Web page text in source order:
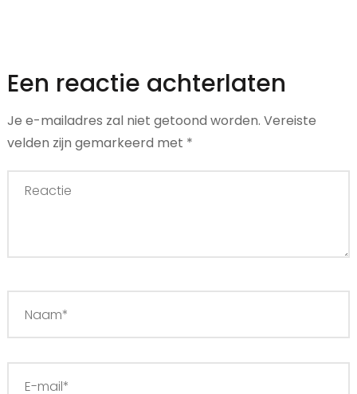
Een reactie achterlaten
Je e-mailadres zal niet getoond worden. Vereiste
velden zijn gemarkeerd met *